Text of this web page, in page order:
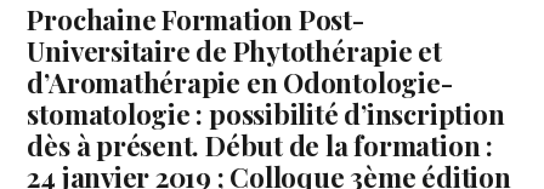
Prochaine Formation Post-
Universitaire de Phytothérapie et
d’Aromathérapie en Odontologie-
stomatologie : possibilité d’inscription
dès à présent. Début de la formation :
24 janvier 2019 ; Colloque 3ème édition